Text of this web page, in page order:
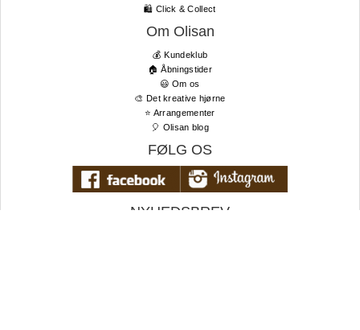
🛍 Click & Collect
Om Olisan
💰 Kundeklub
🏠 Åbningstider
😃 Om os
🎨 Det kreative hjørne
⭐️ Arrangementer
🎈 Olisan blog
FØLG OS
NYHEDSBREV